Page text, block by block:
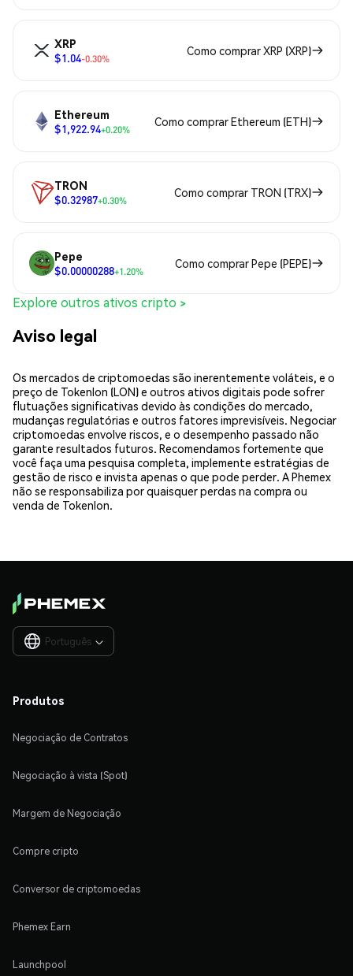
XRP
$1.04-0.30%
Como comprar XRP (XRP)
Ethereum
$1,922.94+0.20%
Como comprar Ethereum (ETH)
TRON
$0.32987+0.30%
Como comprar TRON (TRX)
Pepe
$0.00000288+1.20%
Como comprar Pepe (PEPE)
Explore outros ativos cripto >
Aviso legal
Os mercados de criptomoedas são inerentemente voláteis, e o
preço de Tokenlon (LON) e outros ativos digitais pode sofrer
flutuações significativas devido às condições do mercado,
mudanças regulatórias e outros fatores imprevisíveis. Negociar
criptomoedas envolve riscos, e o desempenho passado não
garante resultados futuros. Recomendamos fortemente que
você faça uma pesquisa completa, implemente estratégias de
gestão de risco e invista apenas o que pode perder. A Phemex
não se responsabiliza por quaisquer perdas na compra ou
venda de Tokenlon.
Português 
Produtos
Negociação de Contratos
Negociação à vista (Spot)
Margem de Negociação
Compre cripto
Conversor de criptomoedas
Phemex Earn
Launchpool